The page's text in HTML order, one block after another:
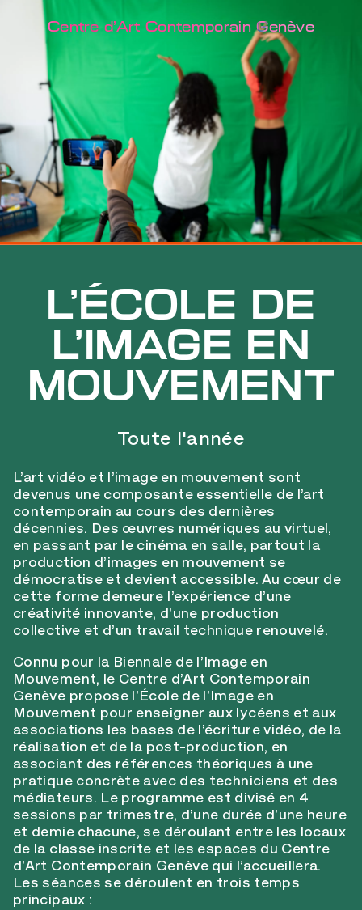
Centre d'Art Contemporain Genève
L'ÉCOLE DE
L'IMAGE EN
MOUVEMENT
Toute l'année
L’art vidéo et l’image en mouvement sont
devenus une composante essentielle de l’art
contemporain au cours des dernières
décennies. Des œuvres numériques au virtuel,
en passant par le cinéma en salle, partout la
production d’images en mouvement se
démocratise et devient accessible. Au cœur de
cette forme demeure l’expérience d’une
créativité innovante, d’une production
collective et d’un travail technique renouvelé.
Connu pour la Biennale de l’Image en
Mouvement, le Centre d’Art Contemporain
Genève propose l’École de l’Image en
Mouvement pour enseigner aux lycéens et aux
associations les bases de l’écriture vidéo, de la
réalisation et de la post-production, en
associant des références théoriques à une
pratique concrète avec des techniciens et des
médiateurs. Le programme est divisé en 4
sessions par trimestre, d’une durée d’une heure
et demie chacune, se déroulant entre les locaux
de la classe inscrite et les espaces du Centre
d’Art Contemporain Genève qui l’accueillera.
Les séances se déroulent en trois temps
principaux :